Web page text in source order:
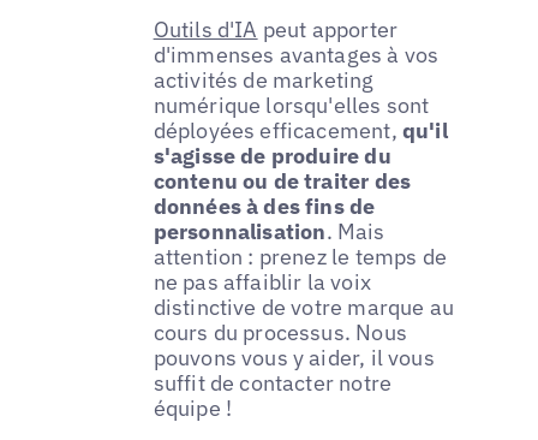
Outils d'IA peut apporter
d'immenses avantages à vos
activités de marketing
numérique lorsqu'elles sont
déployées efficacement, qu'il
s'agisse de produire du
contenu ou de traiter des
données à des fins de
personnalisation. Mais
attention : prenez le temps de
ne pas affaiblir la voix
distinctive de votre marque au
cours du processus. Nous
pouvons vous y aider, il vous
suffit de contacter notre
équipe !